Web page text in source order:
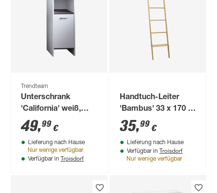
Trendteam
Unterschrank
'California' weiß,
silbern 32 x 82 x 28
cm
49,99 €
Lieferung nach Hause
Nur wenige verfügbar
Verfügbar in Troisdorf
Handtuch-Leiter
'Bambus' 33 x 170 x
43 cm
35,99 €
Lieferung nach Hause
Verfügbar in Troisdorf
Nur wenige verfügbar